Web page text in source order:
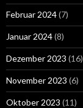
Februar 2024(7)
Januar 2024(8)
Dezember 2023 (16)
November 2023 (6)
Oktober 2023 (11)